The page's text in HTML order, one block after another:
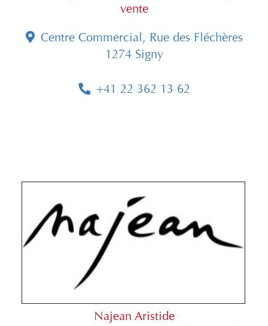
vente
Centre Commercial, Rue des Fléchères
1274 Signy
+41 22 362 13 62
Najean Aristide